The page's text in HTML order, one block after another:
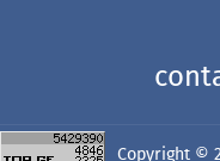
Copyright ©